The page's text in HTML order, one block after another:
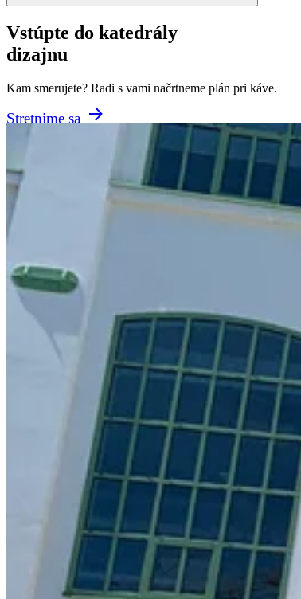
Vstúpte do katedrály
dizajnu
Kam smerujete? Radi s vami načrtneme plán pri káve.
Stretnime sa